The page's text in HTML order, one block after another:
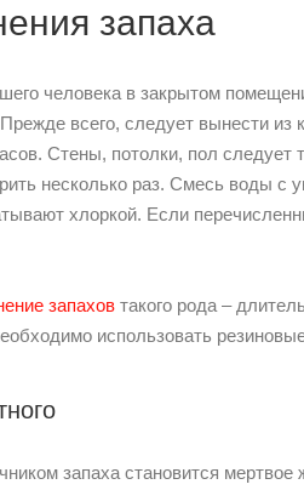
запаха
человека в закрытом
всего, следует вынести
Стены, потолки, пол
несколько раз. Смесь воды с
хлоркой. Если
запахов такого рода –
использовать
запаха становится